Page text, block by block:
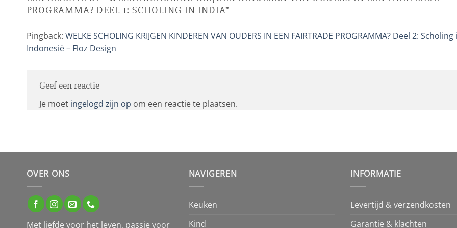
PROGRAMMA? DEEL 1: SCHOLING IN INDIA”
Pingback: WELKE SCHOLING KRIJGEN KINDEREN VAN OUDERS IN EEN FAIRTRADE PROGRAMMA? Deel 2: Scholing
Indonesië – Floz Design
Geef een reactie
Je moet ingelogd zijn op om een reactie te plaatsen.
OVER ONS
Met liefde voor het leven, passie voor
NAVIGEREN
Keuken
Kind
INFORMATIE
Levertijd & verzendkosten
Garantie & klachten